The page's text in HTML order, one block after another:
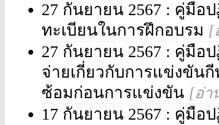
27 กันยายน 2567 : คู่มือ
ทะเบียนในการฝึกอบรม [
27 กันยายน 2567 : คู่มือ
จ่ายเกี่ยวกับการแข่งขัน
ซ้อมก่อนการแข่งขัน [อ่า
17 กันยายน 2567 : คู่มือ